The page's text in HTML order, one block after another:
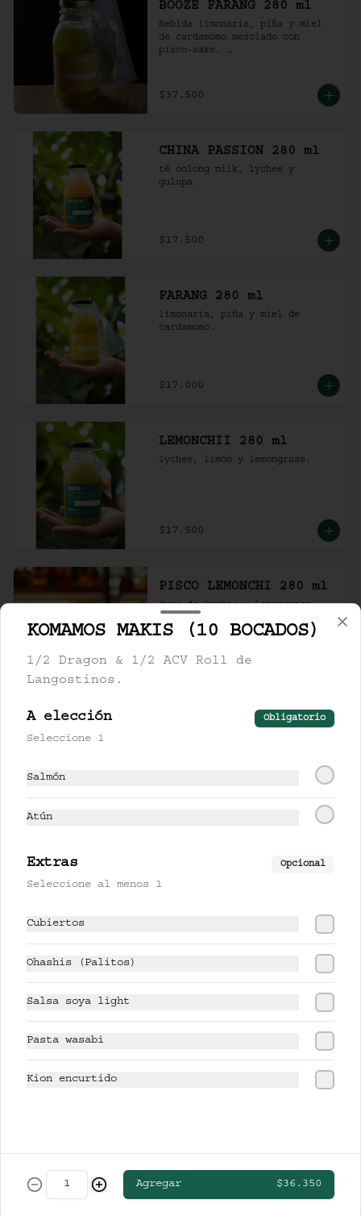
BOOZE FARANG 280 ml
Bebida limonaria, piña y miel
de cardamomo mezclado con
pisco-sake.
con hielo al gusto.
$37.500
CHINA PASSION 280 ml
té oolong milk, lychee y
gulupa.
$17.500
FARANG 280 ml
limonaria, piña y miel de
cardamomo.
$17.000
LEMONCHII 280 ml
lychee, limón y lemongrass.
$17.500
PISCO LEMONCHI 280 ml
Jugo de lychee y lemongrass
CERVEZAS
$13.000
KOMAMOS MAKIS (10 BOCADOS)
1/2 Dragon & 1/2 ACV Roll de
Langostinos.
A elección Obligatorio
Seleccione 1
Salmón
Atún
Extras Opcional
Seleccione al menos 1
Cubiertos
Ohashis (Palitos)
Salsa soya light
Pasta wasabi
Kion encurtido
Agregar $36.350